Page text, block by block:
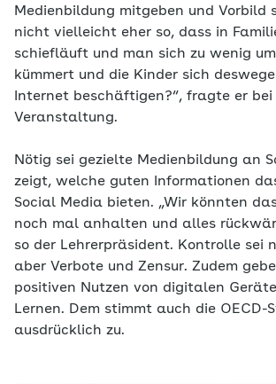
Medienbildung mitgeben und Vorbild
nicht vielleicht eher so, dass in
schiefläuft und man sich zu wenig
kümmert und die Kinder sich
Internet beschäftigen?“, fragte er bei
Veranstaltung.
Nötig sei gezielte Medienbildung an
zeigt, welche guten Informationen
Social Media bieten. „Wir könnten
noch mal anhalten und alles
so der Lehrerpräsident. Kontrolle sei
aber Verbote und Zensur. Zudem
positiven Nutzen von digitalen
Lernen. Dem stimmt auch die OECD-
ausdrücklich zu.